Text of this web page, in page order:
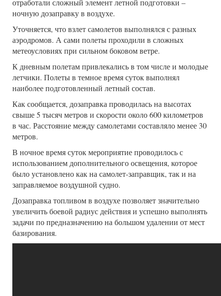
отработали сложный элемент летной подготовки –
ночную дозаправку в воздухе.
Уточняется, что взлет самолетов выполнялся с разных
аэродромов. А сами полеты проходили в сложных
метеоусловиях при сильном боковом ветре.
К дневным полетам привлекались в том числе и молодые
летчики. Полеты в темное время суток выполнял
наиболее подготовленный летный состав.
Как сообщается, дозаправка проводилась на высотах
свыше 5 тысяч метров и скорости около 600 километров
в час. Расстояние между самолетами составляло менее 30
метров.
В ночное время суток мероприятие проводилось с
использованием дополнительного освещения, которое
было установлено как на самолет-заправщик, так и на
заправляемое воздушной судно.
Дозаправка топливом в воздухе позволяет значительно
увеличить боевой радиус действия и успешно выполнять
задачи по предназначению на большом удалении от мест
базирования.